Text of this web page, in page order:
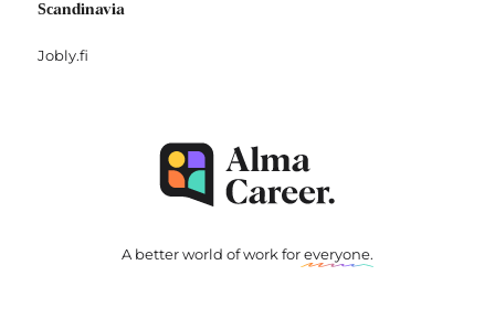
Scandinavia
Jobly.fi
A better world of work foreveryone.